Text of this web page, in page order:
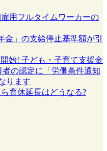
雇用フルタイムワーカーの
金」の支給停止基準額が引
始! 子ども・子育て支援金
者の認定に「労働条件通知
ります
育休延長はどうなる?